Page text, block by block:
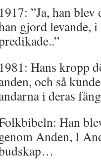
1917: ”Ja, han
gjord levande,
1981: Hans kropp
och så
i deras
Han
Anden, I